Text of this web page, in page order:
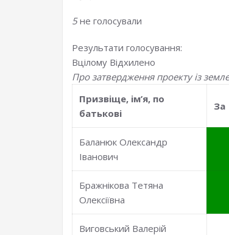
5не голосували
Результати голосування:
Вцілому Відхилено
Про затвердження проекту із
Призвiще, iм’я, по
батьковi
За
Баланюк Олександр
Іванович
Бражнікова Тетяна
Олексіївна
Виговський Валерій